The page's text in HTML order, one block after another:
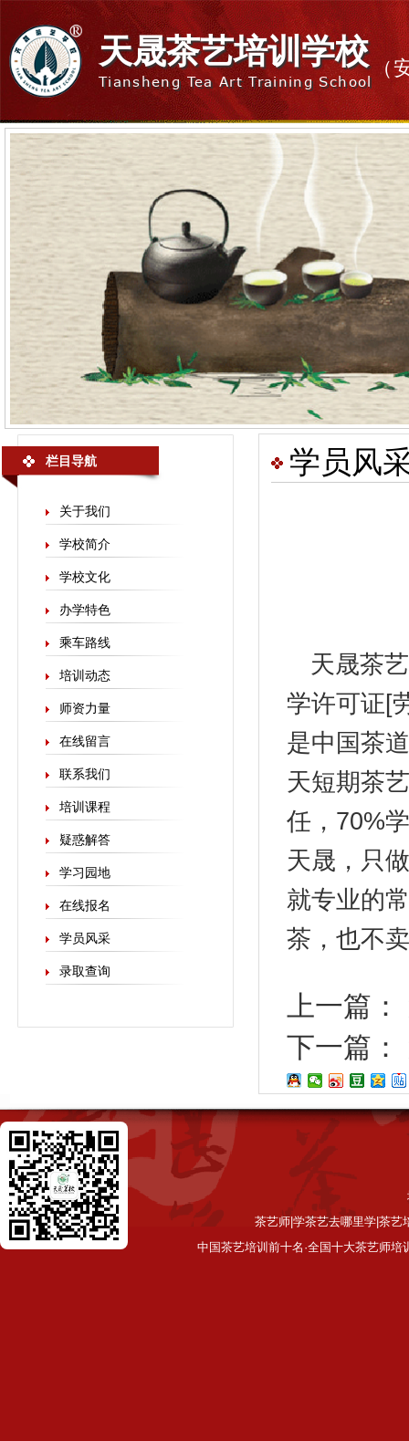
天晟茶艺培训学校
Tiansheng Tea Art Training School
（
栏目导航
关于我们
学校简介
学校文化
办学特色
乘车路线
培训动态
师资力量
在线留言
联系我们
培训课程
疑惑解答
学习园地
在线报名
学员风采
录取查询
学员风
天晟茶
学许可证[
是中国茶
天短期茶
任，70%
天晟，只
就专业的
茶，也不
上一篇：
下一篇：
茶艺师|学茶艺去哪里学|茶艺
中国茶艺培训前十名·全国十大茶艺师培